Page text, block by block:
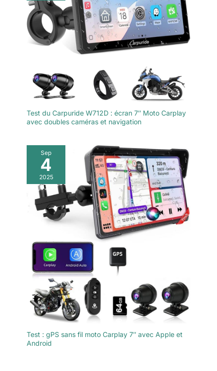
Test du Carpuride W712D : écran 7″ Moto Carplay
avec doubles caméras et navigation
Sep
4
2025
Test : gPS sans fil moto Carplay 7″ avec Apple et
Android